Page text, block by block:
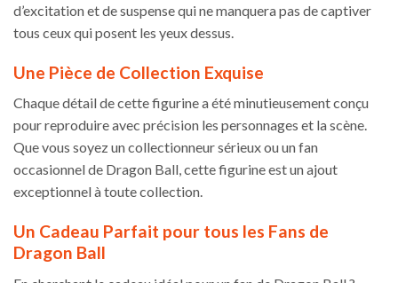
d’excitation et de suspense qui ne manquera pas de captiver
tous ceux qui posent les yeux dessus.
Une Pièce de Collection Exquise
Chaque détail de cette figurine a été minutieusement conçu
pour reproduire avec précision les personnages et la scène.
Que vous soyez un collectionneur sérieux ou un fan
occasionnel de Dragon Ball, cette figurine est un ajout
exceptionnel à toute collection.
Un Cadeau Parfait pour tous les Fans de
Dragon Ball